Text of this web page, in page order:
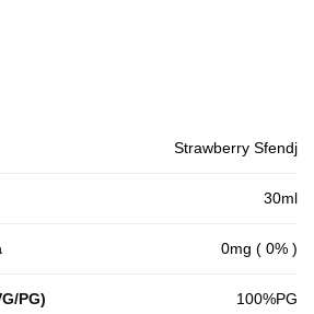
Strawberry Sfendj
30ml
0mg ( 0% )
PG) 100%PG